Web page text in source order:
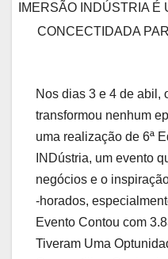
IMERSÃO INDÚSTRIA
CONCECTIDADA
Nos dias 3 e 4 de abil,
transformou nenhum
uma realização de 6ª
INDústria, um evento
negócios e o
-horados,
Evento Contou com
Tiveram Uma